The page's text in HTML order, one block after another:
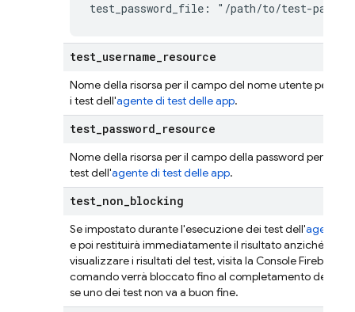
test_password_file: "/path/to/test-
test_username_resource
Nome della risorsa per il campo del nome utente per
i test dell'agente di test delle app.
test_password_resource
Nome della risorsa per il campo della password per
test dell'agente di test delle app.
test_non_blocking
Se impostato durante l'esecuzione dei test dell'agente
e poi restituirà immediatamente il risultato anziché
visualizzare i risultati del test, visita la Console Firebase.
comando verrà bloccato fino al completamento dei test
se uno dei test non va a buon fine.